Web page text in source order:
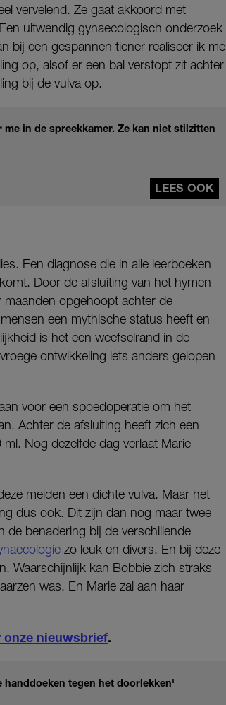
vervelend. Ze gaat akkoord met
uitwendig gynaecologisch onderzoek
bij een gespannen tiener realiseer ik me
op, alsof er een bal verstopt zit achter
bij de vulva op.
in de spreekkamer. Ze kan niet stilzitten
LEES OOK
Een diagnose die in alle leerboeken
Door de afsluiting van het hymen
maanden opgehoopt achter de
een mythische status heeft en
is het een weefselrand in de
ontwikkeling iets anders gelopen
voor een spoedoperatie om het
Achter de afsluiting heeft zich een
Nog dezelfde dag verlaat Marie
meiden een dichte vulva. Maar het
dus ook. Dit zijn dan nog maar twee
de benadering bij de verschillende
zo leuk en divers. En bij deze
Waarschijnlijk kan Bobbie zich straks
was. En Marie zal aan haar
onze nieuwsbrief.
handdoeken tegen het doorlekken'